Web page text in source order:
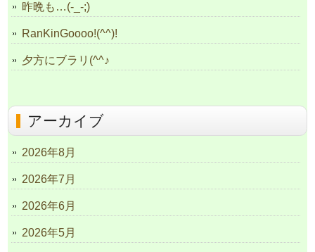
昨晩も…(-_-;)
RanKinGoooo!(^^)!
夕方にブラリ(^^♪
アーカイブ
2026年8月
2026年7月
2026年6月
2026年5月